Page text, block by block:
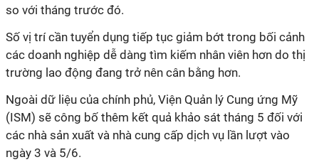
so với tháng trước đó.
Số vị trí cần tuyển dụng tiếp tục giảm bớt trong bối cảnh
các doanh nghiệp dễ dàng tìm kiếm nhân viên hơn do thị
trường lao động đang trở nên cân bằng hơn.
Ngoài dữ liệu của chính phủ, Viện Quản lý Cung ứng Mỹ
(ISM) sẽ công bố thêm kết quả khảo sát tháng 5 đối với
các nhà sản xuất và nhà cung cấp dịch vụ lần lượt vào
ngày 3 và 5/6.